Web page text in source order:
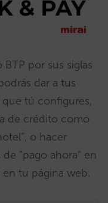
BTP por sus siglas
dar a tus
tú configures,
de crédito como
o hacer
“pago ahora” en
en tu página web.